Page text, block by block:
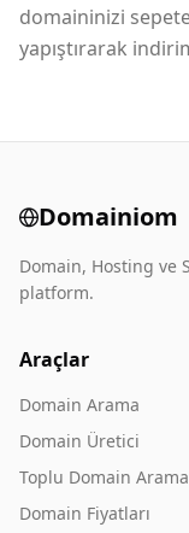
domaininizi
yapıştırarak
Domainiom
Domain, Hosting ve
platform.
Araçlar
Domain Arama
Domain Üretici
Toplu Domain Arama
Domain Fiyatları